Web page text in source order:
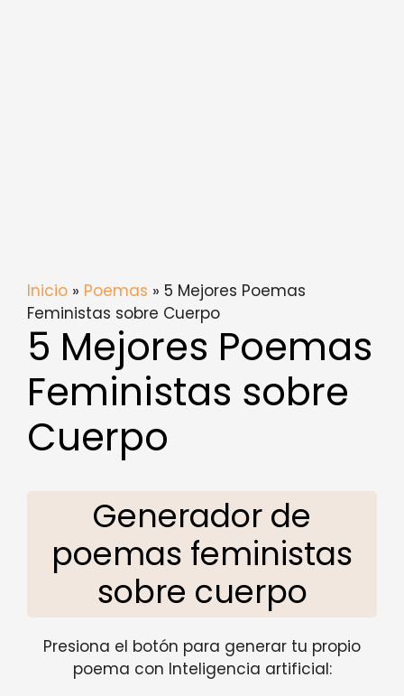
Inicio » Poemas » 5 Mejores Poemas
Feministas sobre Cuerpo
5 Mejores Poemas
Feministas sobre
Cuerpo
Generador de
poemas feministas
sobre cuerpo
Presiona el botón para generar tu propio
poema con Inteligencia artificial: